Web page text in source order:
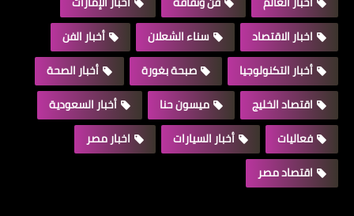
اخبار الاقتصاد
سناء الشعلان
أخبار الفن
أخبار التكنولوجيا
صبحة بغورة
أخبار الصحة
اقتصاد الخليج
ميسون حنا
أخبار السعودية
فعاليات
أخبار السيارات
اخبار مصر
اقتصاد مصر